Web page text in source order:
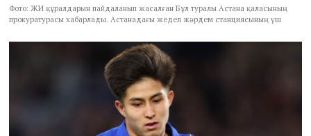
Фото: ЖИ құралдарын пайдаланып жасалған Бұл туралы Астана қаласының
прокуратурасы хабарлады. Астанадағы жедел жәрдем станциясының үш